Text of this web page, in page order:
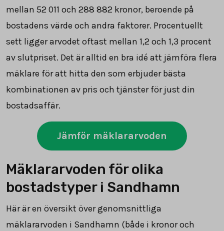
mellan 52 011 och 288 882 kronor, beroende på
bostadens värde och andra faktorer. Procentuellt
sett ligger arvodet oftast mellan 1,2 och 1,3 procent
av slutpriset. Det är alltid en bra idé att jämföra flera
mäklare för att hitta den som erbjuder bästa
kombinationen av pris och tjänster för just din
bostadsaffär.
Jämför mäklararvoden
Mäklararvoden för olika
bostadstyper i Sandhamn
Här är en översikt över genomsnittliga
mäklararvoden i Sandhamn (både i kronor och